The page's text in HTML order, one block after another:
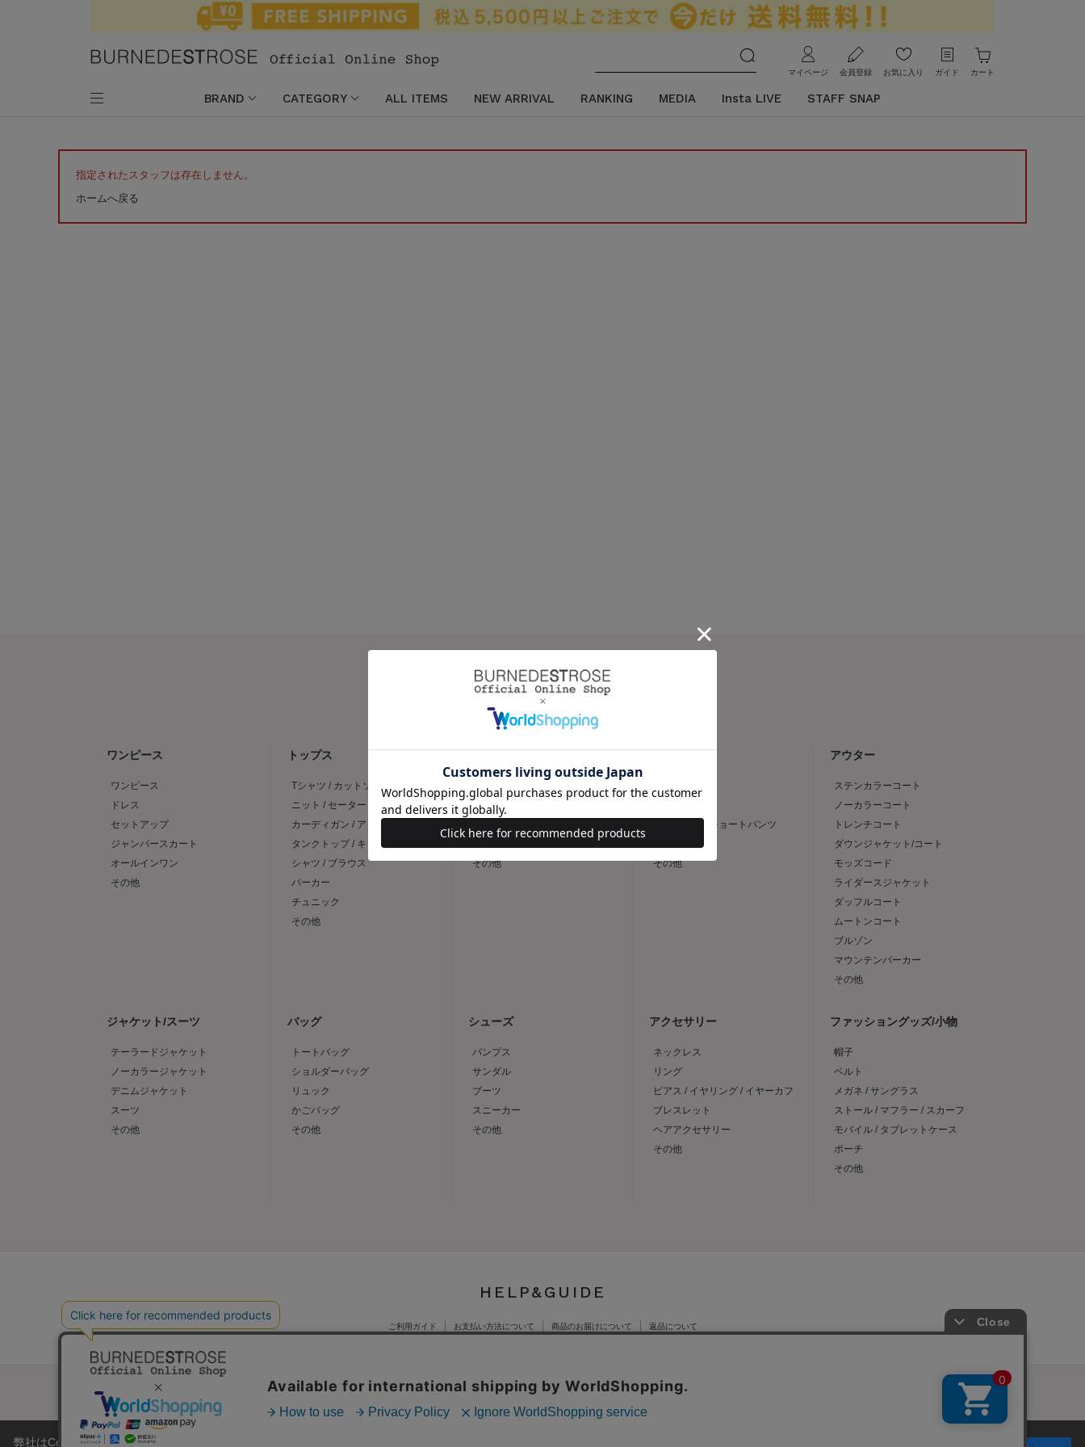
マイページ 会員登録 お気に入り ガイド カート
BRAND CATEGORY ALL ITEMS NEW ARRIVAL RANKING MEDIA Insta LIVE STAFF SNAP
指定されたスタッフは存在しません。
ホームへ戻る
CATEGORY
ワンピース
ワンピース
ドレス
セットアップ
ジャンパースカート
オールインワン
その他
トップス
Tシャツ / カットソー
ニット / セーター
カーディガン / アンサンブル
タンクトップ / キャミソール
シャツ / ブラウス
パーカー
チュニック
その他
フレア
タイト
その他
キュロット / ショートパンツ
その他
アウター
ステンカラーコート
ノーカラーコート
トレンチコート
ダウンジャケット/コート
モッズコード
ライダースジャケット
ダッフルコート
ムートンコート
ブルゾン
マウンテンパーカー
その他
ジャケット/スーツ
テーラードジャケット
ノーカラージャケット
デニムジャケット
スーツ
その他
バッグ
トートバッグ
ショルダーバッグ
リュック
かごバッグ
その他
シューズ
パンプス
サンダル
ブーツ
スニーカー
その他
アクセサリー
ネックレス
リング
ピアス / イヤリング / イヤーカフ
ブレスレット
ヘアアクセサリー
その他
ファッショングッズ/小物
帽子
ベルト
メガネ / サングラス
ストール / マフラー / スカーフ
モバイル / タブレットケース
ポーチ
その他
HELP&GUIDE
ご利用ガイド お支払い方法について 商品のお届けについて 返品について
公式オンラインショップご利用規約 メンバーズポイントプログラム規約
弊社はCookieを利用し、Webの利便性向上に努めております。「承諾する」をクリックしていただくと、お客様に最適な内容を提供することが可能となります。Cookieの利用については、